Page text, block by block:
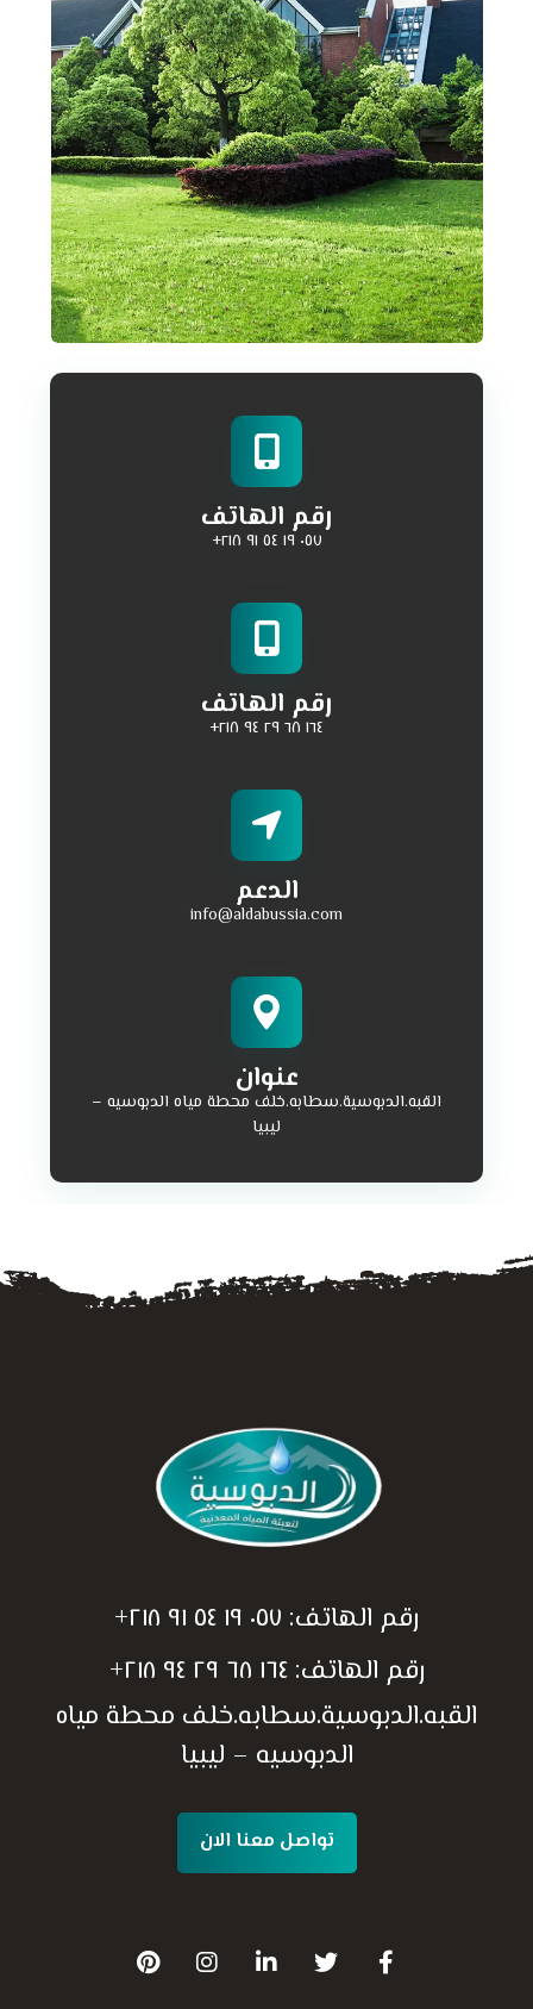
رقم الهاتف
٠٥٧ ١٩ ٥٤ ٩١ ٢١٨+
رقم الهاتف
١٦٤ ٦٨ ٢٩ ٩٤ ٢١٨+
الدعم
info@aldabussia.com
عنوان
القبه.الدبوسية.سطابه.خلف محطة مياه الدبوسيه –
ليبيا
رقم الهاتف: ٠٥٧ ١٩ ٥٤ ٩١ ٢١٨+
رقم الهاتف:١٦٤ ٦٨ ٢٩ ٩٤ ٢١٨+
القبه.الدبوسية.سطابه.خلف محطة مياه
الدبوسيه – ليبيا
تواصل معنا الان